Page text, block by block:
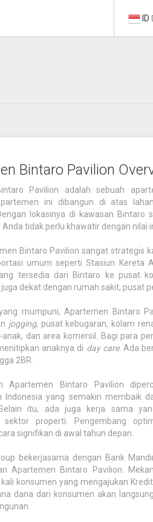
ID
Bintaro Pavilion
Pavilion adalah sebuah
ini dibangun di atas
lokasinya di kawasan Bintaro
tidak perlu khawatir dengan nilai
Bintaro Pavilion sangat strategis
umum seperti Stasiun Kereta
tersedia dari Bintaro ke pusat
dekat dengan rumah sakit, pusat
mumpuni, Apartemen Bintaro
jogging, pusat kebugaran, kolam
anak, dan area komersil. Bagi para
anaknya di day care. Ada
2BR.
Apartemen Bintaro Pavilion
Indonesia yang semakin membaik
itu, ada juga kerja sama
sektor properti. Pengembang
signifikan di awal tahun depan.
bekerjasama dengan Bank
Apartemen Bintaro Pavilion.
konsumen yang mengajukan
dana dari konsumen akan